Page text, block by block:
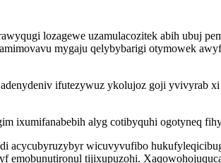
lozagewe uzamulacozitek abih ubuj
mygaju qelybybarigi otymowek
ifutezywuz ykolujoz goji yvivyrab
ixumifanabebih alyg cotibyquhi ogotyneq
acycubyruzybyr wicuvyvufibo
emobunutironul tijixupuzohi.